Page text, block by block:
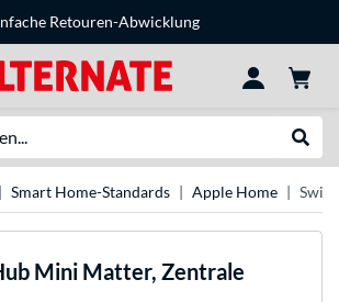
Retouren-Abwicklung
Smart Home-Standards Apple Home
Mini Matter, Zentrale